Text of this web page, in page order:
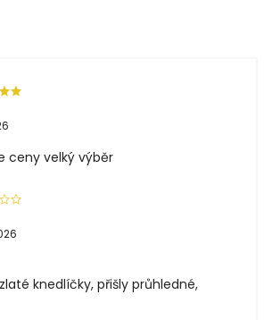
ceny velký výběr
knedlíčky, přišly průhledné,